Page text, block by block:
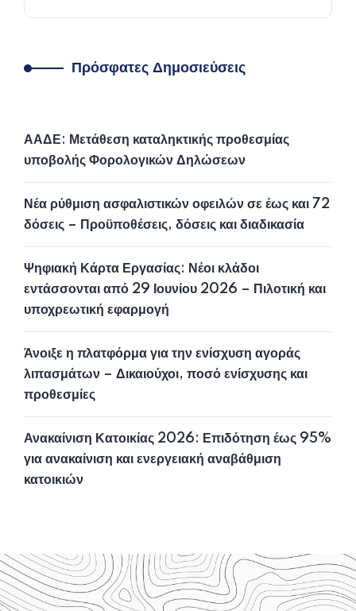
Πρόσφατες Δημοσιεύσεις
ΑΑΔΕ: Μετάθεση καταληκτικής προθεσμίας
υποβολής Φορολογικών Δηλώσεων
Νέα ρύθμιση ασφαλιστικών οφειλών σε έως και 72
δόσεις – Προϋποθέσεις, δόσεις και διαδικασία
Ψηφιακή Κάρτα Εργασίας: Νέοι κλάδοι
εντάσσονται από 29 Ιουνίου 2026 – Πιλοτική και
υποχρεωτική εφαρμογή
Άνοιξε η πλατφόρμα για την ενίσχυση αγοράς
λιπασμάτων – Δικαιούχοι, ποσό ενίσχυσης και
προθεσμίες
Ανακαίνιση Κατοικίας 2026: Επιδότηση έως 95%
για ανακαίνιση και ενεργειακή αναβάθμιση
κατοικιών